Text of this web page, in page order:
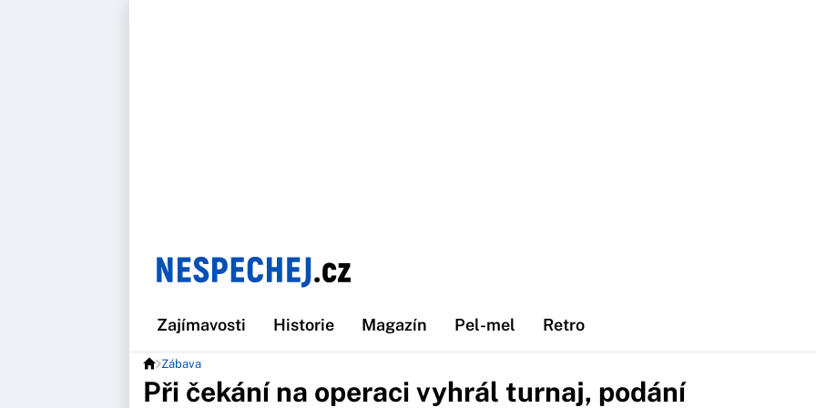
Zajímavosti Historie Magazín Pel-mel Retro
Zábava
Při čekání na operaci vyhrál turnaj, podání